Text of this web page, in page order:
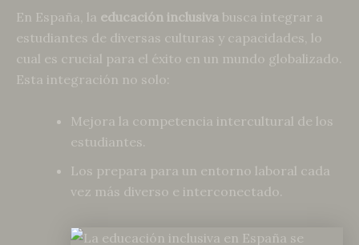
En España, la educación inclusiva busca integrar a
estudiantes de diversas culturas y capacidades, lo
cual es crucial para el éxito en un mundo globalizado.
Esta integración no solo:
Mejora la competencia intercultural de los
estudiantes.
Los prepara para un entorno laboral cada
vez más diverso e interconectado.